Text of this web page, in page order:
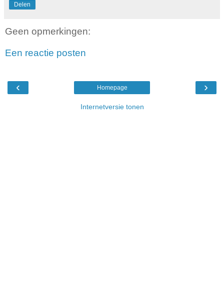
Delen
Geen opmerkingen:
Een reactie posten
‹ ›
Homepage
Internetversie tonen